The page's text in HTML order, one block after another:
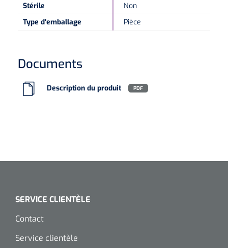
Stérile
Non
Type d'emballage
Pièce
Documents
Description du produit PDF
SERVICE CLIENTÈLE
Contact
Service clientèle